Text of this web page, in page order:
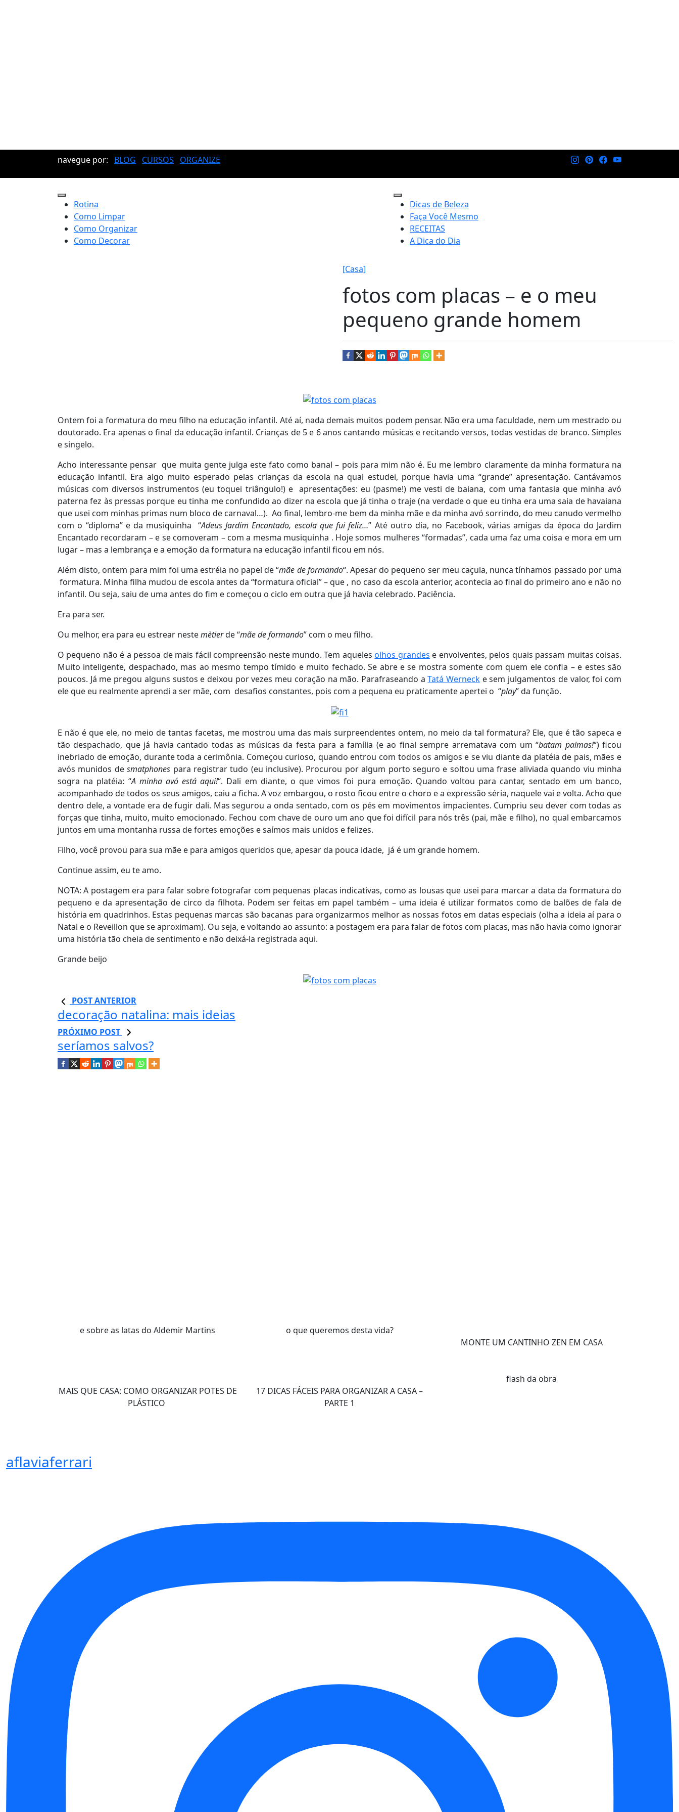
navegue por: BLOG CURSOS ORGANIZE
Rotina
Como Limpar
Como Organizar
Como Decorar
Dicas de Beleza
Faça Você Mesmo
RECEITAS
A Dica do Dia
[Casa]
fotos com placas – e o meu
pequeno grande homem
Ontem foi a formatura do meu filho na educação infantil. Até aí, nada demais muitos podem pensar. Não era uma faculdade, nem um mestrado ou
doutorado. Era apenas o final da educação infantil. Crianças de 5 e 6 anos cantando músicas e recitando versos, todas vestidas de branco. Simples
e singelo.
Acho interessante pensar que muita gente julga este fato como banal – pois para mim não é. Eu me lembro claramente da minha formatura na
educação infantil. Era algo muito esperado pelas crianças da escola na qual estudei, porque havia uma “grande” apresentação. Cantávamos
músicas com diversos instrumentos (eu toquei triângulo!) e apresentações: eu (pasme!) me vesti de baiana, com uma fantasia que minha avó
paterna fez às pressas porque eu tinha me confundido ao dizer na escola que já tinha o traje (na verdade o que eu tinha era uma saia de havaiana
que usei com minhas primas num bloco de carnaval…). Ao final, lembro-me bem da minha mãe e da minha avó sorrindo, do meu canudo vermelho
com o “diploma” e da musiquinha “Adeus Jardim Encantado, escola que fui feliz…” Até outro dia, no Facebook, várias amigas da época do Jardim
Encantado recordaram – e se comoveram – com a mesma musiquinha . Hoje somos mulheres “formadas”, cada uma faz uma coisa e mora em um
lugar – mas a lembrança e a emoção da formatura na educação infantil ficou em nós.
Além disto, ontem para mim foi uma estréia no papel de “mãe de formando“. Apesar do pequeno ser meu caçula, nunca tínhamos passado por uma
formatura. Minha filha mudou de escola antes da “formatura oficial” – que , no caso da escola anterior, acontecia ao final do primeiro ano e não no
infantil. Ou seja, saiu de uma antes do fim e começou o ciclo em outra que já havia celebrado. Paciência.
Era para ser.
Ou melhor, era para eu estrear nestemètierde “mãe de formando” com o meu filho.
O pequeno não é a pessoa de mais fácil compreensão neste mundo. Tem aquelesolhos grandes e envolventes, pelos quais passam muitas coisas.
Muito inteligente, despachado, mas ao mesmo tempo tímido e muito fechado. Se abre e se mostra somente com quem ele confia – e estes são
poucos. Já me pregou alguns sustos e deixou por vezes meu coração na mão. Parafraseando aTatá Werneck e sem julgamentos de valor, foi com
ele que eu realmente aprendi a ser mãe, com desafios constantes, pois com a pequena eu praticamente apertei o “play” da função.
E não é que ele, no meio de tantas facetas, me mostrou uma das mais surpreendentes ontem, no meio da tal formatura? Ele, que é tão sapeca e
tão despachado, que já havia cantado todas as músicas da festa para a família (e ao final sempre arrematava com um “batam palmas!“) ficou
inebriado de emoção, durante toda a cerimônia. Começou curioso, quando entrou com todos os amigos e se viu diante da platéia de pais, mães e
avós munidos desmatphones para registrar tudo (eu inclusive). Procurou por algum porto seguro e soltou uma frase aliviada quando viu minha
sogra na platéia: “A minha avó está aqui!“. Dali em diante, o que vimos foi pura emoção. Quando voltou para cantar, sentado em um banco,
acompanhado de todos os seus amigos, caiu a ficha. A voz embargou, o rosto ficou entre o choro e a expressão séria, naquele vai e volta. Acho que
dentro dele, a vontade era de fugir dali. Mas segurou a onda sentado, com os pés em movimentos impacientes. Cumpriu seu dever com todas as
forças que tinha, muito, muito emocionado. Fechou com chave de ouro um ano que foi difícil para nós três (pai, mãe e filho), no qual embarcamos
juntos em uma montanha russa de fortes emoções e saímos mais unidos e felizes.
Filho, você provou para sua mãe e para amigos queridos que, apesar da pouca idade, já é um grande homem.
Continue assim, eu te amo.
NOTA: A postagem era para falar sobre fotografar com pequenas placas indicativas, como as lousas que usei para marcar a data da formatura do
pequeno e da apresentação de circo da filhota. Podem ser feitas em papel também – uma ideia é utilizar formatos como de balões de fala de
história em quadrinhos. Estas pequenas marcas são bacanas para organizarmos melhor as nossas fotos em datas especiais (olha a ideia aí para o
Natal e o Reveillon que se aproximam). Ou seja, e voltando ao assunto: a postagem era para falar de fotos com placas, mas não havia como ignorar
uma história tão cheia de sentimento e não deixá-la registrada aqui.
Grande beijo
POST ANTERIOR
decoração natalina: mais ideias
PRÓXIMO POST
seríamos salvos?
e sobre as latas do Aldemir Martins
o que queremos desta vida?
MONTE UM CANTINHO ZEN EM CASA
MAIS QUE CASA: COMO ORGANIZAR POTES DE
PLÁSTICO
17 DICAS FÁCEIS PARA ORGANIZAR A CASA –
PARTE 1
flash da obra
aflaviaferrari